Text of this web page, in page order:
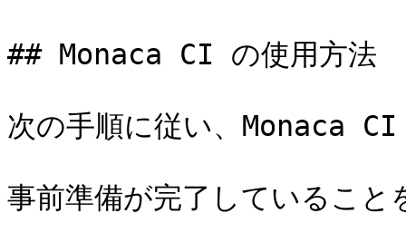
## Monaca CI の使用方法
次の手順に従い、Monaca
事前準備が完了しているこ